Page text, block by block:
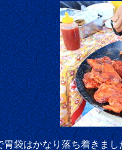
り落ち着きましたが